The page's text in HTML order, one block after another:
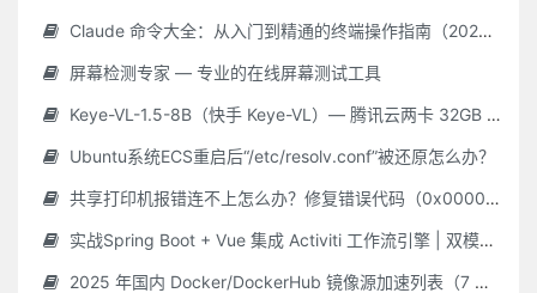
Claude 命令大全：从入门到精通的终端操作指南（2025 最新）
屏幕检测专家 — 专业的在线屏幕测试工具
Keye-VL-1.5-8B（快手 Keye-VL）— 腾讯云两卡 32GB GPU **保姆级** 部署指南（Ubuntu 22.04 / CUDA 12.2 / Driver 535.216.01 / Python 3.10）
Ubuntu系统ECS重启后“/etc/resolv.conf”被还原怎么办？
共享打印机报错连不上怎么办？修复错误代码（0x000006d9/0x0000011b 等）最新Win10/11 共享打印机常见问题 + 解决教程，附工具！
实战Spring Boot + Vue 集成 Activiti 工作流引擎 | 双模式简单 & 自定义审批平台
2025 年国内 Docker/DockerHub 镜像源加速列表（7 月 28 日更新 · 长期维护）